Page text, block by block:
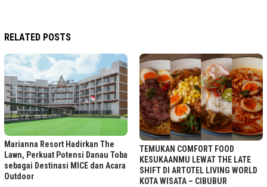
RELATED POSTS
Marianna Resort Hadirkan The
Lawn, Perkuat Potensi Danau Toba
sebagai Destinasi MICE dan Acara
Outdoor
TEMUKAN COMFORT FOOD
KESUKAANMU LEWAT THE LATE
SHIFT DI ARTOTEL LIVING WORLD
KOTA WISATA – CIBUBUR